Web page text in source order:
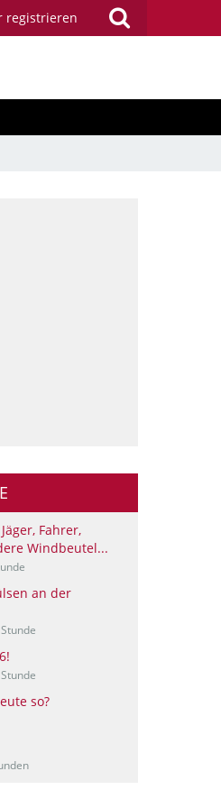
registrieren
Fahrer,
Windbeutel...
an der
so?